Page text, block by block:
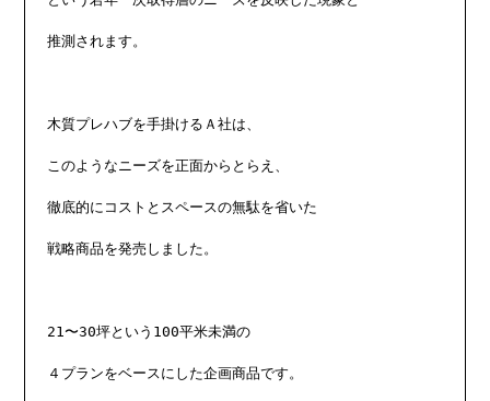
推測されます。
木質プレハブを手掛けるＡ社は、
このようなニーズを正面からとらえ、
徹底的にコストとスペースの無駄を省いた
戦略商品を発売しました。
21〜30坪という100平米未満の
４プランをベースにした企画商品です。